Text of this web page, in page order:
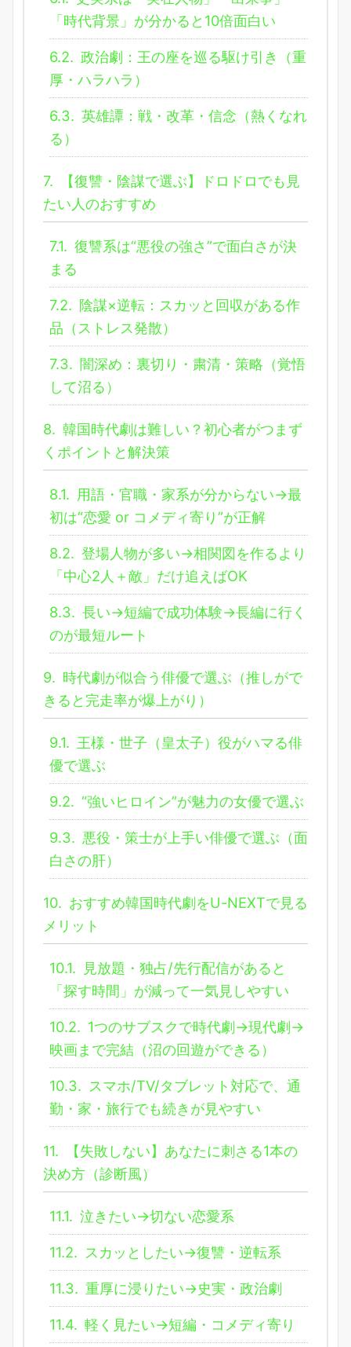
「時代背景」が分かると10倍面白い
6.2. 政治劇：王の座を巡る駆け引き（重
厚・ハラハラ）
6.3. 英雄譚：戦・改革・信念（熱くなれ
る）
7.
【復讐・陰謀で選ぶ】ドロドロでも見
たい人のおすすめ
7.1. 復讐系は“悪役の強さ”で面白さが決
まる
7.2. 陰謀×逆転：スカッと回収がある作
品（ストレス発散）
7.3. 闇深め：裏切り・粛清・策略（覚悟
して沼る）
8. 韓国時代劇は難しい？初心者がつまず
くポイントと解決策
8.1. 用語・官職・家系が分からない→最
初は“恋愛 or コメディ寄り”が正解
8.2. 登場人物が多い→相関図を作るより
「中心2人＋敵」だけ追えばOK
8.3. 長い→短編で成功体験→長編に行く
のが最短ルート
9. 時代劇が似合う俳優で選ぶ（推しがで
きると完走率が爆上がり）
9.1. 王様・世子（皇太子）役がハマる俳
優で選ぶ
9.2. “強いヒロイン”が魅力の女優で選ぶ
9.3. 悪役・策士が上手い俳優で選ぶ（面
白さの肝）
10. おすすめ韓国時代劇をU-NEXTで見る
メリット
10.1. 見放題・独占/先行配信があると
「探す時間」が減って一気見しやすい
10.2. 1つのサブスクで時代劇→現代劇→
映画まで完結（沼の回遊ができる）
10.3. スマホ/TV/タブレット対応で、通
勤・家・旅行でも続きが見やすい
11.
【失敗しない】あなたに刺さる1本の
決め方（診断風）
11.1. 泣きたい→切ない恋愛系
11.2. スカッとしたい→復讐・逆転系
11.3. 重厚に浸りたい→史実・政治劇
11.4. 軽く見たい→短編・コメディ寄り